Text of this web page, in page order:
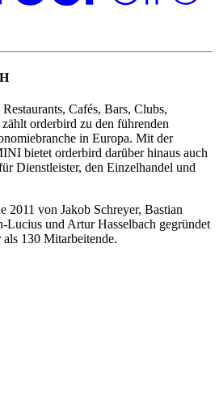
Cafés, Bars, Clubs,
orderbird zu den führenden
in Europa. Mit der
bietet orderbird darüber hinaus auch
Dienstleister, den Einzelhandel und
von Jakob Schreyer, Bastian
Lucius und Artur Hasselbach gegründet
130 Mitarbeitende.